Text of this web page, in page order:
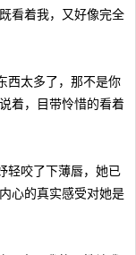
看着我，又好像完全
西太多了，那不是你
着，目带怜惜的看着
轻咬了下薄唇，她已
心的真实感受对她是